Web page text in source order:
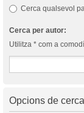
Cerca qualsevol
Cerca per autor:
Utilitza * com a
Opcions de cerca